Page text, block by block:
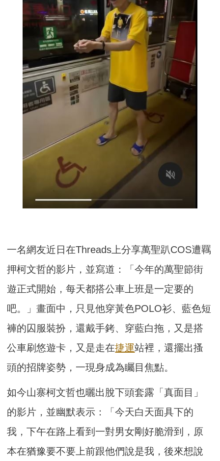
一名網友近日在Threads上分享萬聖趴COS遭羈
押柯文哲的影片，並寫道：「今年的萬聖節街
遊正式開始，每天都搭公車上班是一定要的
吧。」畫面中，只見他穿黃色POLO衫、藍色短
褲的囚服裝扮，還戴手銬、穿藍白拖，又是搭
公車刷悠遊卡，又是走在捷運站裡，還擺出搔
頭的招牌姿勢，一現身成為矚目焦點。
如今山寨柯文哲也曬出脫下頭套露「真面目」
的影片，並幽默表示：「今天白天面具下的
我，下午在路上看到一對男女剛好脆滑到，原
本在猶豫要不要上前跟他們說是我，後來想說